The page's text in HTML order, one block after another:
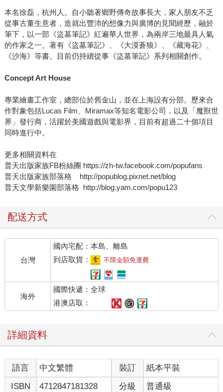
本名徐磊，杭州人。自小聽著鄉野傳奇故事長大，家人朋友不乏
從事古董生意者，造就出豐沛的想像力與廣博的見聞經歷，融於
筆下，以一部《盜墓筆記》紅遍華人世界，為兩岸三地最具人氣
的作家之一。著有《盜墓筆記》、《大漠蒼狼》、《藏海花》、
《沙海》等書。目前仍持續從事《盜墓筆記》系列相關創作。
Concept Art House
專業繪畫工作室，總部位於舊金山，並在上海設有分部。歷來合
作對象包括Lucas Film、Miramax等知名電影公司，以及「魔獸世
界」發行商，活躍於美國遊戲與電影界，目前有超過二十個項目
同時進行中。
更多相關資料在
普天出版家族FB粉絲團 https://zh-tw.facebook.com/popufans
普天出版家族部落格 http://popublog.pixnet.net/blog
普天文學新樂園部落格 http://blog.yam.com/popu123
配送方式
台灣
國內宅配：本島、離島
到店取貨：
不限金額免運費
海外
國際快遞：全球
港澳店取：
詳細資料
語言 中文繁體 裝訂
紙本平裝
ISBN
4712847181328 分級 普通級